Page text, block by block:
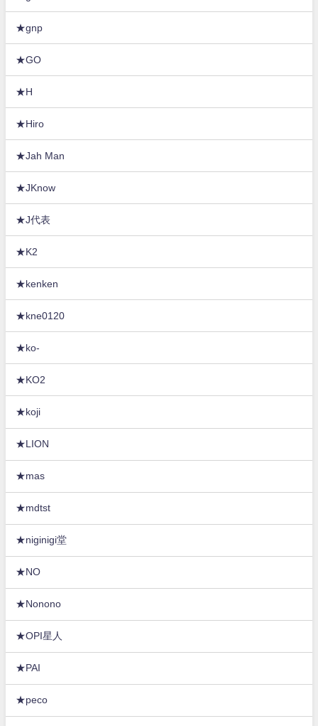
★gnp
★GO
★H
★Hiro
★Jah Man
★JKnow
★J代表
★K2
★kenken
★kne0120
★ko-
★KO2
★koji
★LION
★mas
★mdtst
★niginigi堂
★NO
★Nonono
★OPI星人
★PAI
★peco